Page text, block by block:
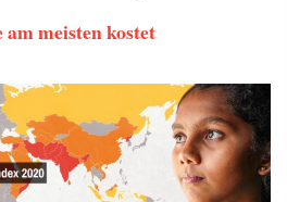
meisten kostet